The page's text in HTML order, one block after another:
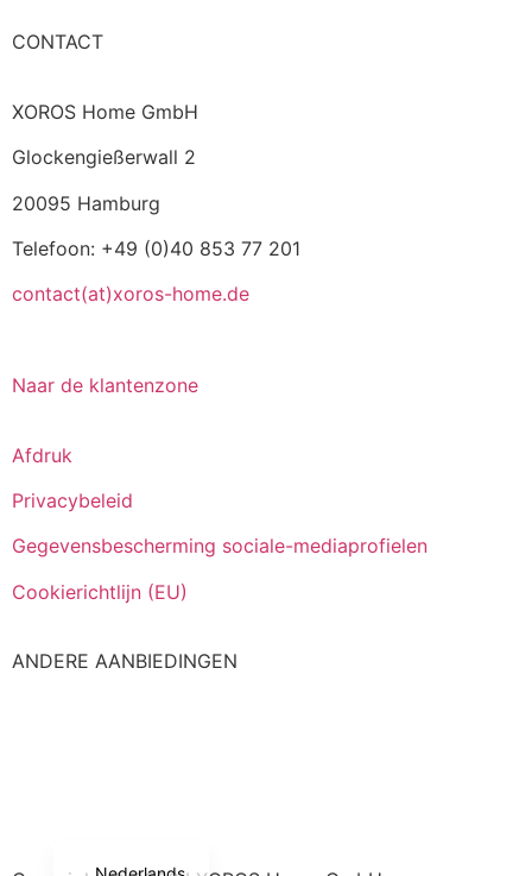
CONTACT
XOROS Home GmbH
Glockengießerwall 2
20095 Hamburg
Telefoon: +49 (0)40 853 77 201
contact(at)xoros-home.de
Naar de klantenzone
Afdruk
Privacybeleid
Gegevensbescherming sociale-mediaprofielen
Cookierichtlijn (EU)
ANDERE AANBIEDINGEN